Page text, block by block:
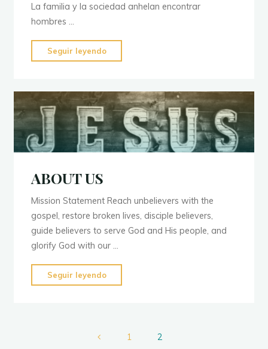
La familia y la sociedad anhelan encontrar
hombres …
Seguir leyendo
ABOUT US
Mission Statement Reach unbelievers with the
gospel, restore broken lives, disciple believers,
guide believers to serve God and His people, and
glorify God with our …
Seguir leyendo
US"
1 2